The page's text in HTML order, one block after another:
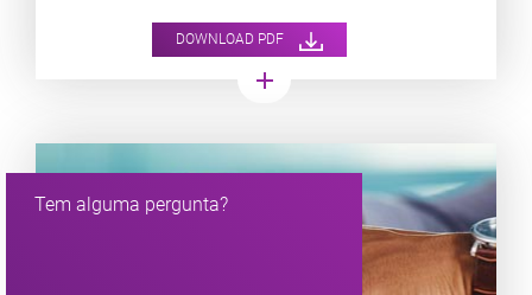
filme flexível a velocidades de até 700
mm/s.
DOWNLOAD PDF
add
Tem alguma pergunta?